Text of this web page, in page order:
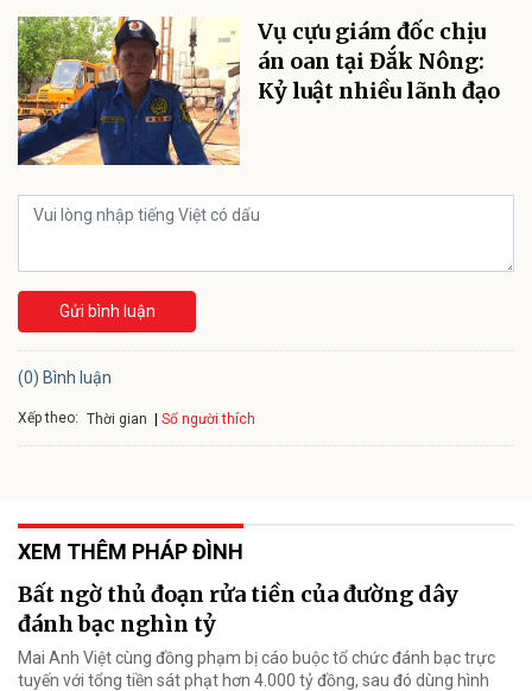
Vụ cựu giám đốc chịu
án oan tại Đắk Nông:
Kỷ luật nhiều lãnh đạo
Gửi bình luận
(0) Bình luận
Xếp theo: Thời gian Số người thích
XEM THÊM PHÁP ĐÌNH
Bất ngờ thủ đoạn rửa tiền của đường dây
đánh bạc nghìn tỷ
Mai Anh Việt cùng đồng phạm bị cáo buộc tổ chức đánh bạc trực
tuyến với tổng tiền sát phạt hơn 4.000 tỷ đồng, sau đó dùng hình